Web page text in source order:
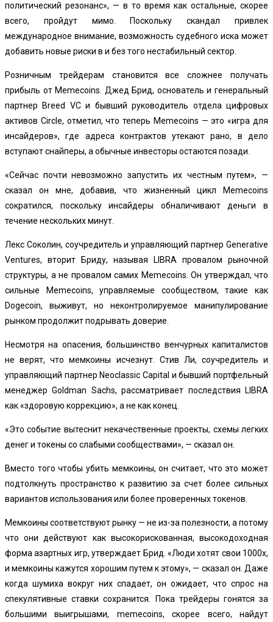
политический резонанс», — в то время как остальные, скорее
всего, пройдут мимо. Поскольку скандал привлек
международное внимание, возможность судебного иска может
добавить новые риски в и без того нестабильный сектор.
Розничным трейдерам становится все сложнее получать
прибыль от Memecoins. Джед Брид, основатель и генеральный
партнер Breed VC и бывший руководитель отдела цифровых
активов Circle, отметил, что теперь Memecoins — это «игра для
инсайдеров», где адреса контрактов утекают рано, в дело
вступают снайперы, а обычные инвесторы остаются позади.
«Сейчас почти невозможно запустить их честным путем», —
сказал он мне, добавив, что жизненный цикл Memecoins
сократился, поскольку инсайдеры обналичивают деньги в
течение нескольких минут.
Лекс Соколин, соучредитель и управляющий партнер Generative
Ventures, вторит Бриду, называя LIBRA провалом рыночной
структуры, а не провалом самих Memecoins. Он утверждал, что
сильные Memecoins, управляемые сообществом, такие как
Dogecoin, выживут, но неконтролируемое манипулирование
рынком продолжит подрывать доверие.
Несмотря на опасения, большинство венчурных капиталистов
не верят, что мемкоины исчезнут. Стив Ли, соучредитель и
управляющий партнер Neoclassic Capital и бывший портфельный
менеджер Goldman Sachs, рассматривает последствия LIBRA
как «здоровую коррекцию», а не как конец.
«Это событие вытеснит некачественные проекты, схемы легких
денег и токены со слабыми сообществами», — сказал он.
Вместо того чтобы убить мемкоины, он считает, что это может
подтолкнуть пространство к развитию за счет более сильных
вариантов использования или более проверенных токенов.
Мемкоины соответствуют рынку — не из-за полезности, а потому
что они действуют как высокорискованная, высокодоходная
форма азартных игр, утверждает Брид. «Люди хотят свои 1000x,
и мемкоины кажутся хорошим путем к этому», — сказал он. Даже
когда шумиха вокруг них спадает, он ожидает, что спрос на
спекулятивные ставки сохранится. Пока трейдеры гонятся за
большими выигрышами, memecoins, скорее всего, найдут